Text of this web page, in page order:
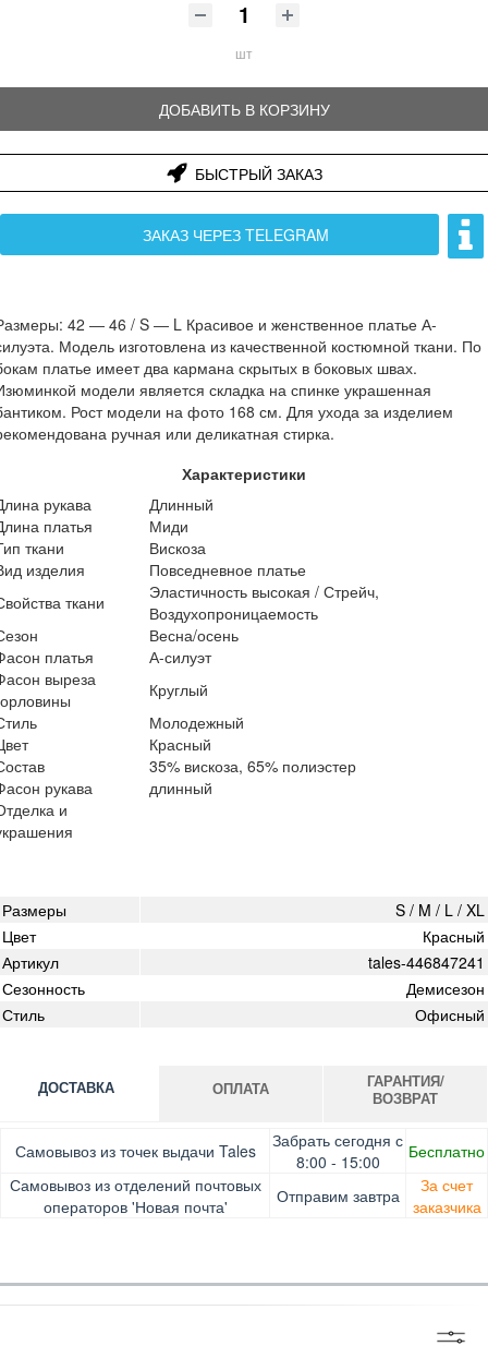
шт
ДОБАВИТЬ В КОРЗИНУ
БЫСТРЫЙ ЗАКАЗ
ЗАКАЗ ЧЕРЕЗ TELEGRAM
42 ― 46 / S ― L Красивое и женственное платье А-
Модель изготовлена из качественной костюмной ткани. По
платье имеет два кармана скрытых в боковых швах.
модели является складка на спинке украшенная
Рост модели на фото 168 см. Для ухода за изделием
ручная или деликатная стирка.
Характеристики
рукава
Длинный
платья
Миди
ткани
Вискоза
изделия
Повседневное платье
ткани
Эластичность высокая / Стрейч,
Воздухопроницаемость
Весна/осень
платья
А-силуэт
выреза
Круглый
Молодежный
Красный
35% вискоза, 65% полиэстер
рукава
длинный
и
Размеры
S / M / L / XL
Цвет
Красный
Артикул
tales-446847241
Сезонность
Демисезон
Стиль
Офисный
ДОСТАВКА
Самовывоз из точек выдачи Tales
Забрать сегодня с
8:00 - 15:00
Бесплатно
Самовывоз из отделений почтовых
операторов 'Новая почта'
Отправим завтра
За счет
заказчика
ОПЛАТА
Оплата при получении товара, Картой онлайн, Google
Pay, Безналичными для юридических лиц, Безналичными
для физических лиц, Apple Pay, Mastercard, Visa
ГАРАНТИЯ/
ВОЗВРАТ
Гарантия. Обмен/возврат товара в течение 14 дней.
Доставка за счет заказчика